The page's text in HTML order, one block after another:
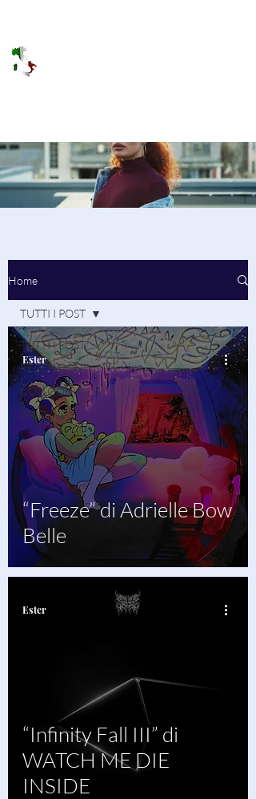
Home
TUTTI I POST
RECENSIONI
COLLOQUI
GRIDA A
TUTTI I POST
“Freeze” di Adrielle Bow
Belle
Ester
“Infinity Fall III” di
WATCH ME DIE
INSIDE
Ester